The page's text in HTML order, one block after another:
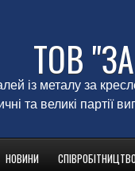
ТОВ
із металу за
та великі партії
НОВИНИ